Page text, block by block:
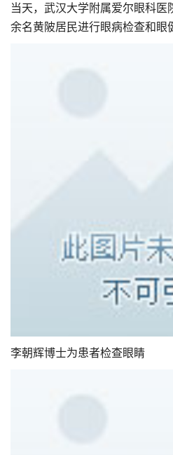
当天，武汉大学附属爱尔眼科医
余名黄陂居民进行眼病检查和眼
李朝辉博士为患者检查眼睛